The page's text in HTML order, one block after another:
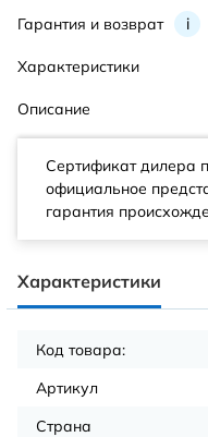
Гарантия и возврат i
Характеристики
Описание
Сертификат дилера
официальное
гарантия
Характеристики
Код товара:
Артикул
Страна